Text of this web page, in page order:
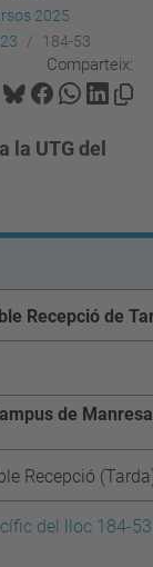
2025
184-53
Comparteix:
la UTG del
Recepció de
de Manresa
Recepció
del lloc 184-53